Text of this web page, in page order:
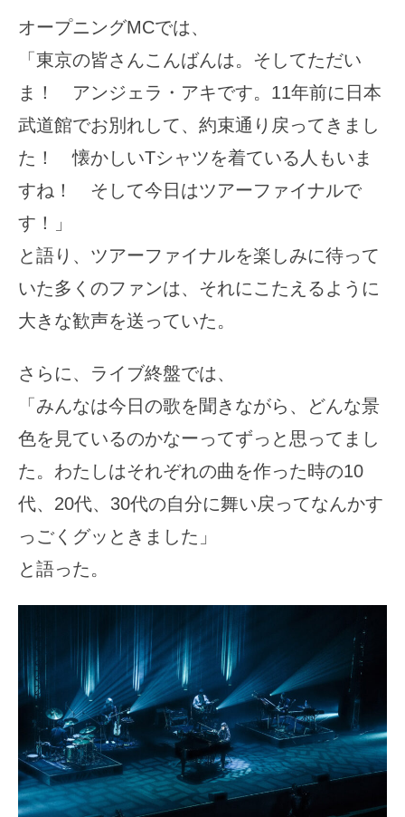
オープニングMCでは、
「東京の皆さんこんばんは。そしてただい
ま！ アンジェラ・アキです。11年前に日本
武道館でお別れして、約束通り戻ってきまし
た！ 懐かしいTシャツを着ている人もいま
すね！ そして今日はツアーファイナルで
す！」
と語り、ツアーファイナルを楽しみに待って
いた多くのファンは、それにこたえるように
大きな歓声を送っていた。
さらに、ライブ終盤では、
「みんなは今日の歌を聞きながら、どんな景
色を見ているのかなーってずっと思ってまし
た。わたしはそれぞれの曲を作った時の10
代、20代、30代の自分に舞い戻ってなんかす
っごくグッときました」
と語った。